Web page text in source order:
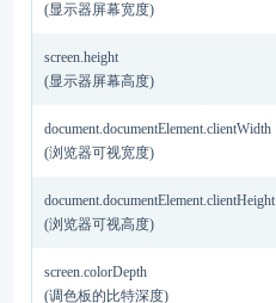
(显示器屏幕宽度)
screen.height
(显示器屏幕高度)
document.documentElement.clientWidth
(浏览器可视宽度)
document.documentElement.clientHeight
(浏览器可视高度)
screen.colorDepth
(调色板的比特深度)